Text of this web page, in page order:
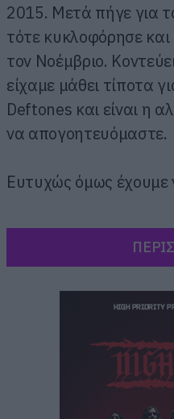
2015. Μετά πήγε για
τότε κυκλοφόρησε και
τον Νοέμβριο.
είχαμε μάθει τίποτα
Deftones και είναι η
να απογοητευόμαστε.
Ευτυχώς όμως έχουμε